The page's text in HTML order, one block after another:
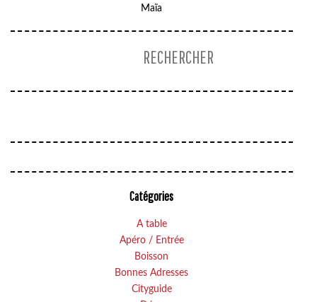
Maïa
Catégories
A table
Apéro / Entrée
Boisson
Bonnes Adresses
Cityguide